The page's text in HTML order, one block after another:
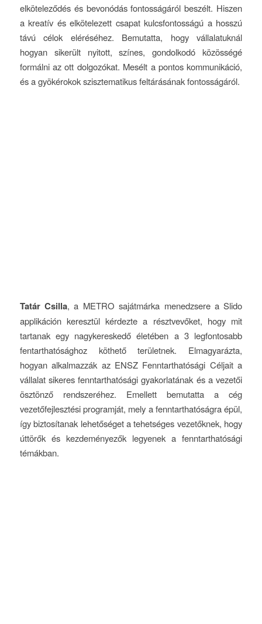
elköteleződés és bevonódás fontosságáról beszélt. Hiszen
a kreatív és elkötelezett csapat kulcsfontosságú a hosszú
távú célok eléréséhez. Bemutatta, hogy vállalatuknál
hogyan sikerült nyitott, színes, gondolkodó közösségé
formálni az ott dolgozókat. Mesélt a pontos kommunikáció,
és a gyökérokok szisztematikus feltárásának fontosságáról.
Tatár Csilla, a METRO sajátmárka menedzsere a Slido
applikáción keresztül kérdezte a résztvevőket, hogy mit
tartanak egy nagykereskedő életében a 3 legfontosabb
fentarthatósághoz köthető területnek. Elmagyarázta,
hogyan alkalmazzák az ENSZ Fenntarthatósági Céljait a
vállalat sikeres fenntarthatósági gyakorlatának és a vezetői
ösztönző rendszeréhez. Emellett bemutatta a cég
vezetőfejlesztési programját, mely a fenntarthatóságra épül,
így biztosítanak lehetőséget a tehetséges vezetőknek, hogy
úttörők és kezdeményezők legyenek a fenntarthatósági
témákban.